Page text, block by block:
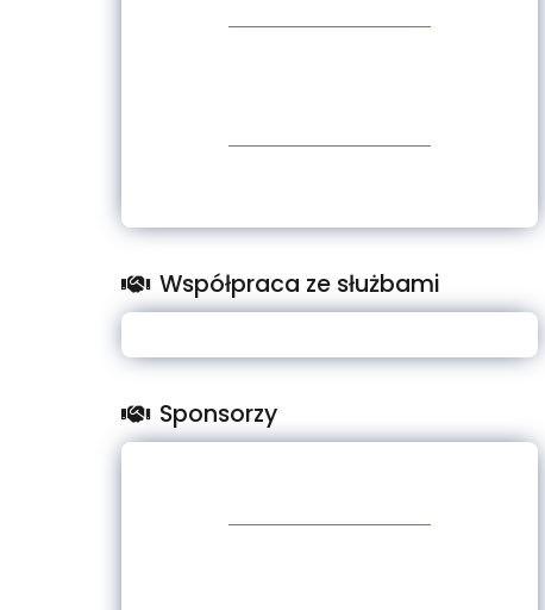
Współpraca ze służbami
Sponsorzy